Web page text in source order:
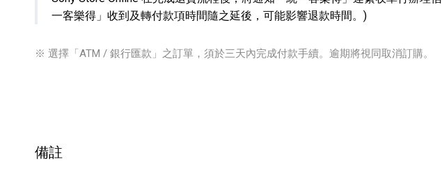
一客樂得」收到及轉付款項時間隨之延後，可能影響退款時間。)
※ 選擇「ATM / 銀行匯款」之訂單，須於三天內完成付款手續。逾期將視同取消訂購。
備註